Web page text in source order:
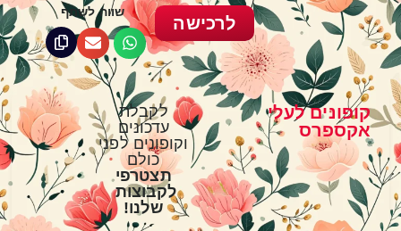
שווה לשתף
לרכישה
לקבלת
עדכונים
וקופונים לפני
כולם
תצטרפי
לקבוצות
שלנו!
קופונים לעלי
אקספרס